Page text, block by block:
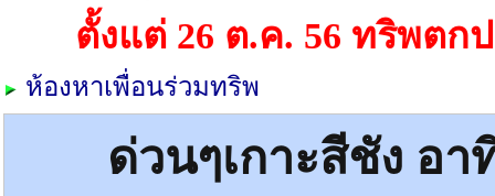
ตั้งแต่ 26 ต.ค. 56 ทริพต
ห้องหาเพื่อนร่วมทริพ
ด่วนๆเกาะสีชัง อ